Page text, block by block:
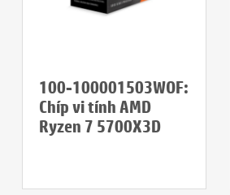
100-100001503WOF:
Chíp vi tính AMD
Ryzen 7 5700X3D